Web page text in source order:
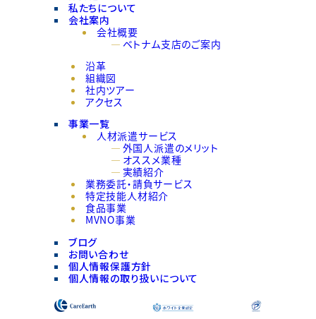
私たちについて
会社案内
会社概要
ベトナム支店のご案内
沿革
組織図
社内ツアー
アクセス
事業一覧
人材派遣サービス
外国人派遣のメリット
オススメ業種
実績紹介
業務委託・請負サービス
特定技能人材紹介
食品事業
MVNO事業
ブログ
お問い合わせ
個人情報保護方針
個人情報の取り扱いについて